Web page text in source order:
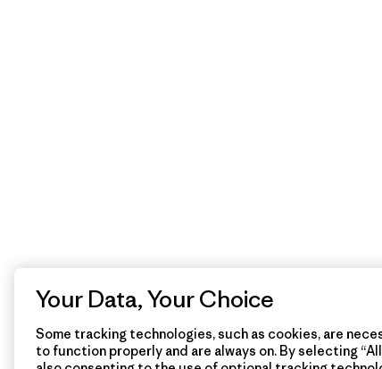
Your Data, Your Choice
Some tracking technologies, such as cookies, are
to function properly and are always on. By selecting